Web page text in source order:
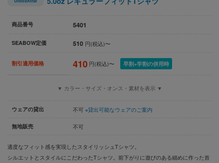
商品番号 5401
SEABOW定価 510 円(税込)〜
割引適用価格 410 円(税込)〜 早割+学割の併用時
▼ カラー・サイズ・オンス・素材を表示 ▼
ウェアの貸出 不可 ※貸出可能なウェアのご案内
無地販売 不可
適度なフィット感を実現したスタイリッシュTシャツ。
シルエットとスタイルにこだわったTシャツ。前下がりに遊びのある細めに作った首